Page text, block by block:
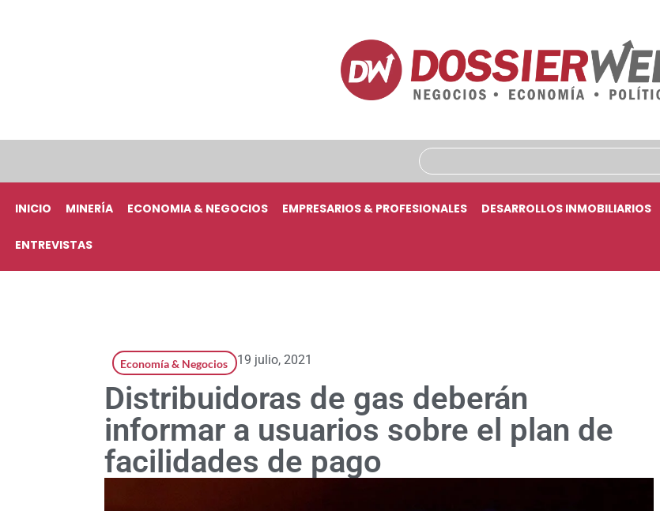
INICIO MINERÍA ECONOMIA & NEGOCIOS EMPRESARIOS & PROFESIONALES DESARROLLOS INMOBILIARIOS
ENTREVISTAS
Economía & Negocios 19 julio, 2021
Distribuidoras de gas deberán
informar a usuarios sobre el plan de
facilidades de pago